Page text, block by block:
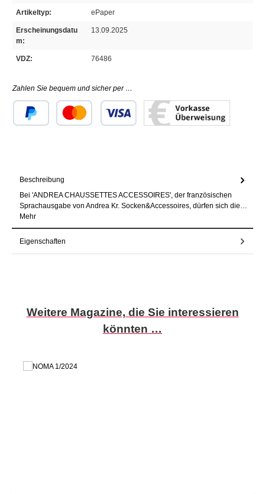
Artikeltyp: ePaper
Erscheinungsdatu
m:
13.09.2025
VDZ: 76486
Zahlen Sie bequem und sicher per …
Beschreibung
Bei 'ANDREA CHAUSSETTES ACCESSOIRES', der französischen
Sprachausgabe von Andrea Kr. Socken&Accessoires, dürfen sich die…
Mehr
Eigenschaften
Produktgalerie überspringen
Weitere Magazine, die Sie interessieren
könnten …